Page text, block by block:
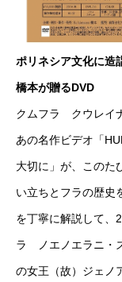
ポリネシア文化に造
橋本が贈るDVD
クムフラ クウレイ
あの名作ビデオ「
大切に」が、このた
い立ちとフラの歴史
を丁寧に解説して、
ラ ノエノエラニ・
の女王（故）ジェノ